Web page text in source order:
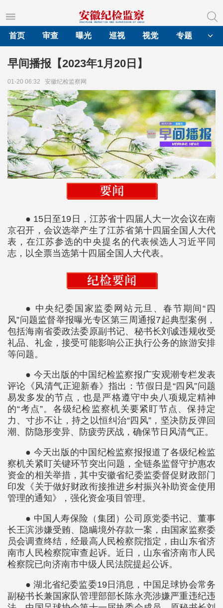
首页
审查 曝光 巡视 视觉 专题
早间播报【2023年1月20日】
01-20 06:32 安徽纪检监察网
● 15日至19日，江苏省十四届人大一次会议在南
京召开，会议选举产生了江苏省第十四届全国人大代
表，在江苏参选的中央提名的代表候选人习近平同
志，以全票当选第十四届全国人大代表。
● 中央纪委国家监委网站元旦、春节期间“四
风”问题监督举报曝光专区第三周通报7起典型案例，
包括海南省委政法委原副书记、秘书长刘诚违规收受
礼品、礼金，接受可能影响公正执行公务的旅游安排
等问题。
● 今天出版的中国纪检监察报广安观潮专栏发表
评论《风清气正迎新春》指出：节假日是“四风”问题
易发多发的节点，也是严格遵守中央八项规定精神
的“考点”。各级纪检监察机关要紧盯节点、保持定
力、寸步不让，持之以恒纠治“四风”，坚决防反弹回
潮、防隐形变异、防疲劳厌战，确保节日风清气正。
● 今天出版的中国纪检监察报报道了各级纪检监
察机关紧盯关键环节突出问题，全链条监督守护惠农
资金的相关举措，其中安徽省纪委监委督促财政部门
印发《关于做好财政衔接推进乡村振兴补助资金使用
管理的通知》，强化资金项目管理。
● 中国人寿保险（集团）公司原党委书记、董事
长王滨涉嫌受贿、隐瞒境外存款一案，由国家监察委
员会调查终结，经最高人民检察院指定，由山东省济
南市人民检察院审查起诉。近日，山东省济南市人民
检察院已向济南市中级人民法院提起公诉。
● 湖北省纪委监委19日消息，中国足球协会常务
副秘书长兼国家队管理部部长陈永亮涉嫌严重违纪违